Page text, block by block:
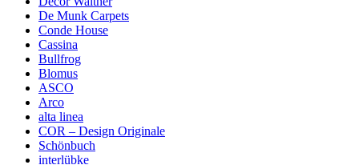
De Munk Carpets
Conde House
Cassina
Bullfrog
Blomus
ASCO
Arco
alta linea
COR – Design Originale
Schönbuch
interlübke